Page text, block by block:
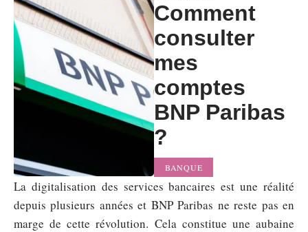
Comment
consulter
mes
comptes
BNP Paribas
?
BANQUE
La digitalisation des services bancaires est une réalité
depuis plusieurs années et BNP Paribas ne reste pas en
marge de cette révolution. Cela constitue une aubaine